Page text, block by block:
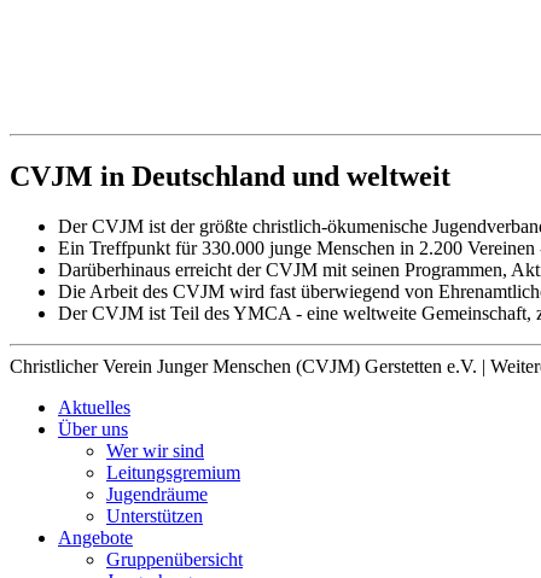
CVJM in Deutschland und weltweit
Der CVJM ist der größte christlich-ökumenische
Ein Treffpunkt für 330.000 junge Menschen in 2.200
Darüberhinaus erreicht der CVJM mit seinen Programmen,
Die Arbeit des CVJM wird fast überwiegend von
Der CVJM ist Teil des YMCA - eine weltweite
Christlicher Verein Junger Menschen (CVJM) Gerstetten e.V. |
Aktuelles
Über uns
Wer wir sind
Leitungsgremium
Jugendräume
Unterstützen
Angebote
Gruppenübersicht